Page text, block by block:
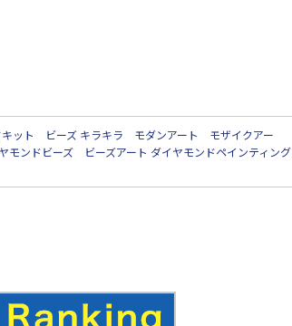
キット ビーズ キラキラ モダンアート モザイクアー
ドビーズ ビーズアート ダイヤモンドペインティング